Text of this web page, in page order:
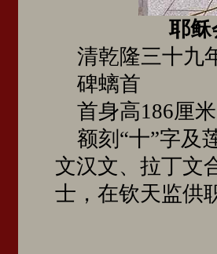
耶稣
清乾隆三十九
碑螭首
首身高186厘
额刻“十”字及
文汉文、拉丁文
士，在钦天监供